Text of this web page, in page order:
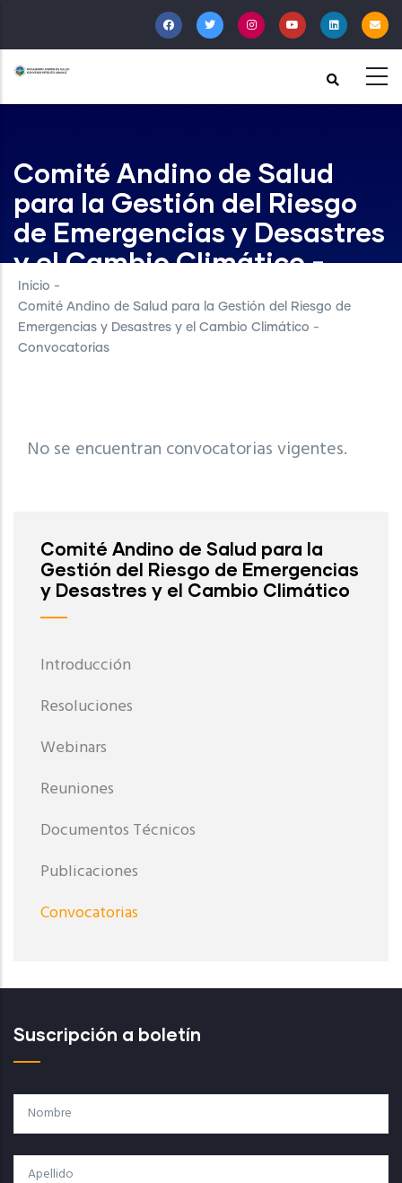
al
contenido
principal
Comité Andino de Salud
para la Gestión del Riesgo
de Emergencias y Desastres
y el Cambio Climático -
Convocatorias
Inicio -
Comité Andino de Salud para la Gestión del Riesgo de
Emergencias y Desastres y el Cambio Climático -
Convocatorias
No se encuentran convocatorias vigentes.
Comité Andino de Salud para la
Gestión del Riesgo de Emergencias
y Desastres y el Cambio Climático
Introducción
Resoluciones
Webinars
Reuniones
Documentos Técnicos
Publicaciones
Convocatorias
Suscripción a boletín
Nombre
Apellido